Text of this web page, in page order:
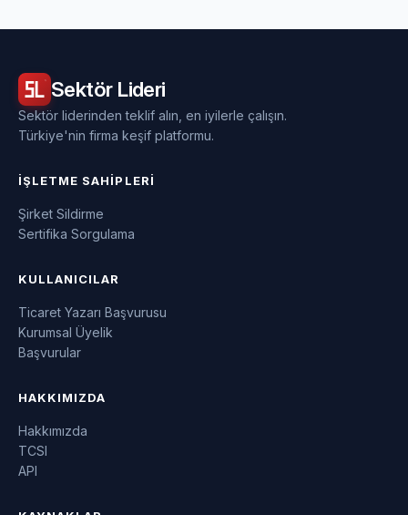
Sektör Lideri
Sektör liderinden teklif alın, en iyilerle çalışın.
Türkiye'nin firma keşif platformu.
İŞLETME SAHIPLERI
Şirket Sildirme
Sertifika Sorgulama
KULLANICILAR
Ticaret Yazarı Başvurusu
Kurumsal Üyelik
Başvurular
HAKKIMIZDA
Hakkımızda
TCSI
API